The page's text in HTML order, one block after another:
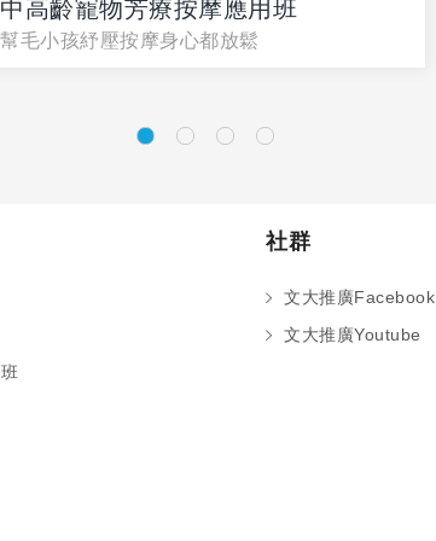
中高齡寵物芳療按摩應用班
幫毛小孩紓壓按摩身心都放鬆
社群
文大推廣Facebook
文大推廣Youtube